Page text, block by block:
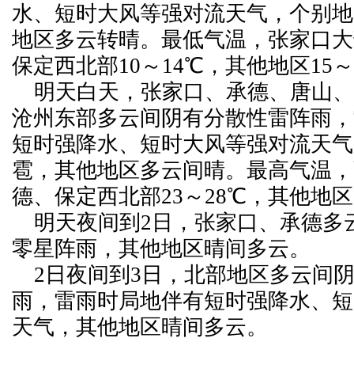
水、短时大风等强对流天气，个别
地区多云转晴。最低气温，张家口
保定西北部10～14℃，其他地区15
明天白天，张家口、承德、唐山
沧州东部多云间阴有分散性雷阵雨
短时强降水、短时大风等强对流天
雹，其他地区多云间晴。最高气温
德、保定西北部23～28℃，其他地
明天夜间到2日，张家口、承德多
零星阵雨，其他地区晴间多云。
2日夜间到3日，北部地区多云间
雨，雷雨时局地伴有短时强降水、
天气，其他地区晴间多云。